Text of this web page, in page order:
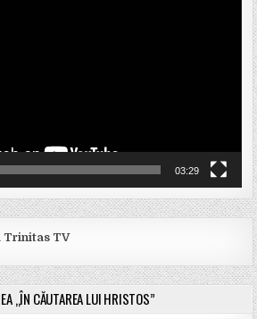
03:29
TV
„ÎN CĂUTAREA LUI HRISTOS”